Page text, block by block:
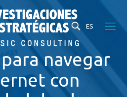
ES
navegar
con